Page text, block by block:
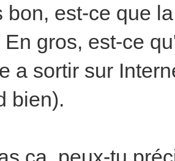
bon, est-ce que
En gros, est-ce
a sortir sur
bien).